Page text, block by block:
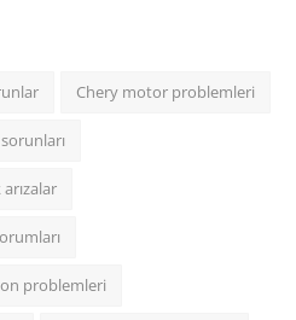
Chery motor problemleri
problemleri